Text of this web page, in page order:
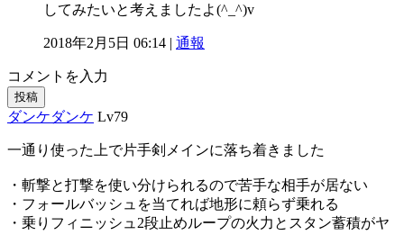
してみたいと考えましたよ(^_^)v
2018年2月5日 06:14 | 通報
コメントを入力
投稿
ダンケダンケ Lv79
一通り使った上で片手剣メインに落ち着きました
・斬撃と打撃を使い分けられるので苦手な相手が居ない
・フォールバッシュを当てれば地形に頼らず乗れる
・乗りフィニッシュ2段止めループの火力とスタン蓄積がヤ